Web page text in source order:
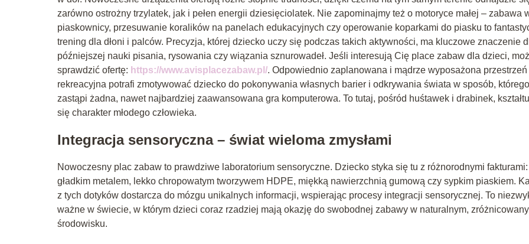
zarówno ostrożny trzylatek, jak i pełen energii dziesięciolatek. Nie zapominajmy też o motoryce małej – zabawa
piaskownicy, przesuwanie koralików na panelach edukacyjnych czy operowanie koparkami do piasku to
trening dla dłoni i palców. Precyzja, której dziecko uczy się podczas takich aktywności, ma kluczowe znaczenie
późniejszej nauki pisania, rysowania czy wiązania sznurowadeł. Jeśli interesują Cię place zabaw dla dzieci,
sprawdzić ofertę: https://www.avisplacezabaw.pl/. Odpowiednio zaplanowana i mądrze wyposażona przestrzeń
rekreacyjna potrafi zmotywować dziecko do pokonywania własnych barier i odkrywania świata w sposób,
zastąpi żadna, nawet najbardziej zaawansowana gra komputerowa. To tutaj, pośród huśtawek i drabinek,
się charakter młodego człowieka.
Integracja sensoryczna – świat wieloma zmysłami
Nowoczesny plac zabaw to prawdziwe laboratorium sensoryczne. Dziecko styka się tu z różnorodnymi fakturami:
gładkim metalem, lekko chropowatym tworzywem HDPE, miękką nawierzchnią gumową czy sypkim piaskiem.
z tych dotyków dostarcza do mózgu unikalnych informacji, wspierając procesy integracji sensorycznej. To
ważne w świecie, w którym dzieci coraz rzadziej mają okazję do swobodnej zabawy w naturalnym,
środowisku.